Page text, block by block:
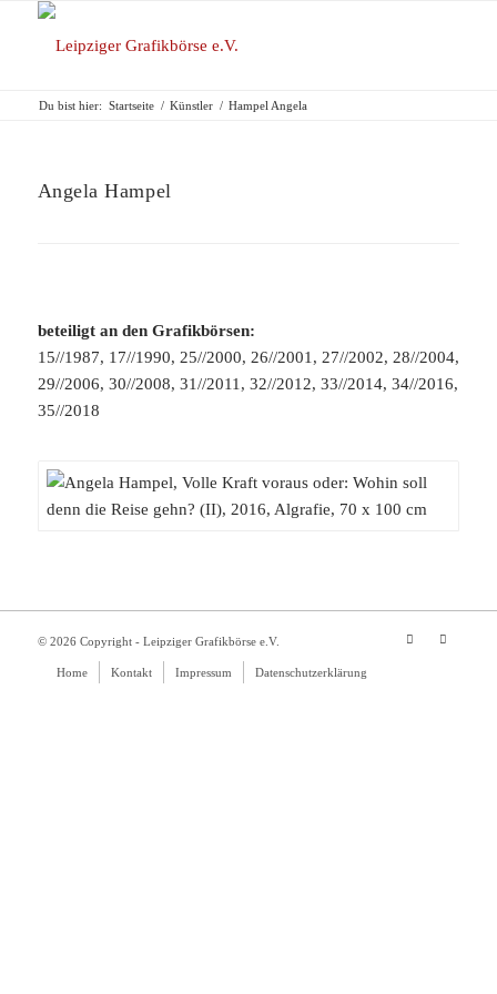
Du bist hier: Startseite / Künstler / Hampel Angela
Angela Hampel
beteiligt an den Grafikbörsen:
15//1987, 17//1990, 25//2000, 26//2001, 27//2002, 28//2004,
29//2006, 30//2008, 31//2011, 32//2012, 33//2014, 34//2016,
35//2018
© 2026 Copyright - Leipziger Grafikbörse e.V.
Home Kontakt Impressum Datenschutzerklärung